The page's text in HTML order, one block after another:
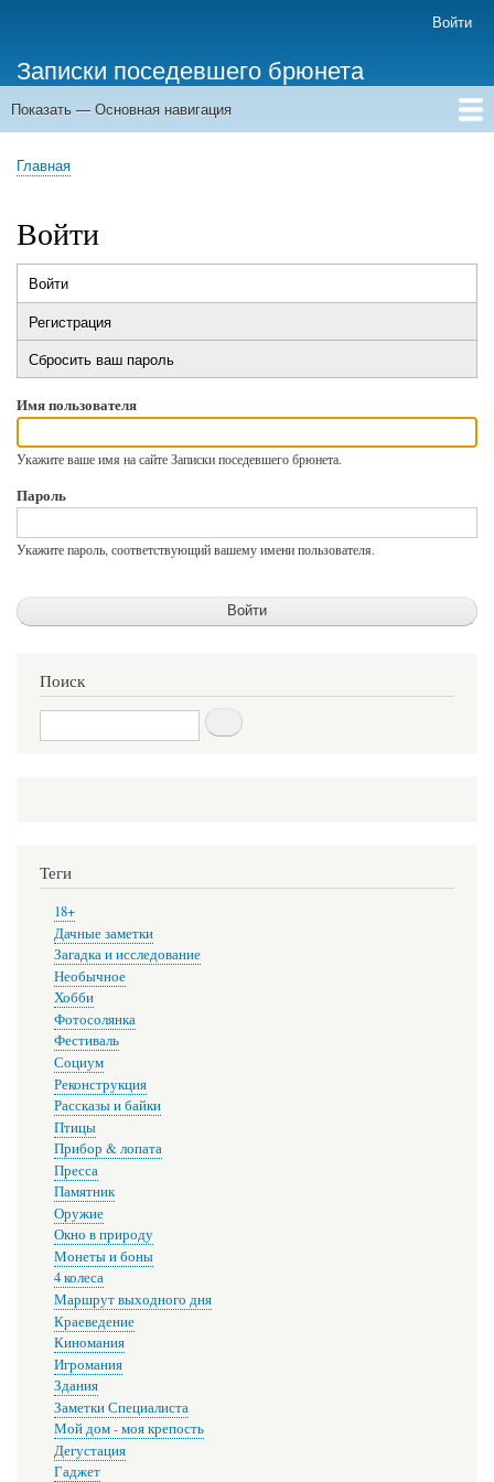
основному
содержанию
учётной
записи
пользователя
Войти
Записки поседевшего брюнета
Основная
Показать — Основная навигация
Главная
Строка
Главная
Войти
Главные
вкладки
Войти
вкладка)
Регистрация
Сбросить ваш пароль
Имя пользователя
Укажите ваше имя на сайте Записки поседевшего брюнета.
Пароль
Укажите пароль, соответствующий вашему имени пользователя.
Поиск
Поиск
Теги
18+
Дачные заметки
Загадка и исследование
Необычное
Хобби
Фотосолянка
Фестиваль
Социум
Реконструкция
Рассказы и байки
Птицы
Прибор & лопата
Пресса
Памятник
Оружие
Окно в природу
Монеты и боны
4 колеса
Маршрут выходного дня
Краеведение
Киномания
Игромания
Здания
Заметки Специалиста
Мой дом - моя крепость
Дегустация
Гаджет